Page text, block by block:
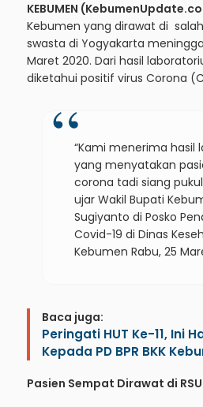
KEBUMEN
Kebumen yang dirawat di
swasta di Yogyakarta
Maret 2020. Dari hasil
diketahui positif virus Corona
“Kami menerima hasil
yang menyatakan
corona tadi siang pukul
ujar Wakil Bupati
Sugiyanto di Posko
Covid-19 di Dinas
Kebumen Rabu, 25
Baca juga:
Peringati HUT Ke-11, Ini
Kepada PD BPR BKK
Pasien Sempat Dirawat di